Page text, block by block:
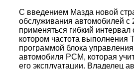
С введением Мазда новой
обслуживания автомобилей с
применяться гибкий
котором частота выполнения
программой блока
автомобиля РСМ, которая
его эксплуатации. Владелец